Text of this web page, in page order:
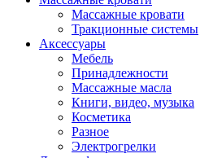
Массажные кровати
Тракционные системы
Аксессуары
Мебель
Принадлежности
Массажные масла
Книги, видео, музыка
Косметика
Разное
Электрогрелки